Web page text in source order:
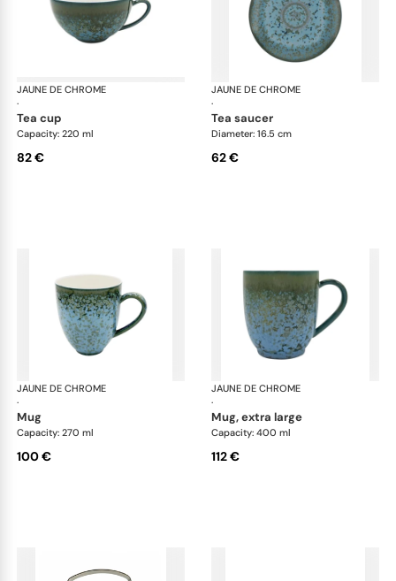
JAUNE DE CHROME
·
Nymphéa
tea cup
Capacity: 220 ml
82 €
JAUNE DE CHROME
·
tea saucer
Diameter: 16.5 cm
62 €
JAUNE DE CHROME
·
Nymphéa
mug
Capacity: 270 ml
100 €
JAUNE DE CHROME
·
mug, extra large
Capacity: 400 ml
112 €